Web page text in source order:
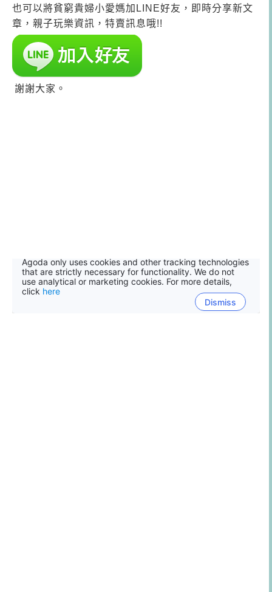
也可以將貧窮貴婦小愛媽加LINE好友，即時分享新文
章，親子玩樂資訊，特賣訊息哦!!
謝謝大家。